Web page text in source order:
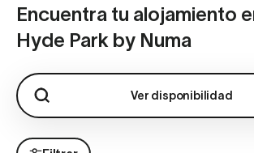
Encuentra tu alojamiento
Hyde Park by Numa
Ver disponibilidad